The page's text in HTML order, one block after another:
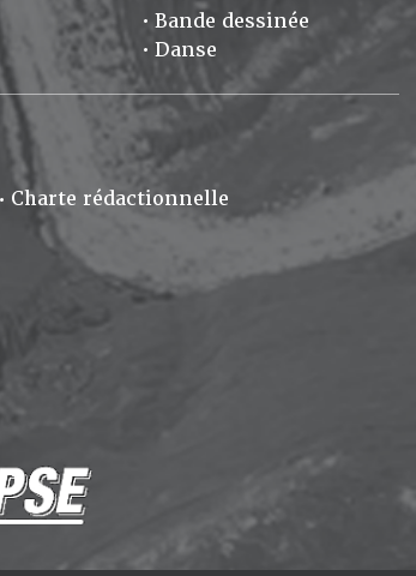
Bande dessinée
Danse
Charte rédactionnelle